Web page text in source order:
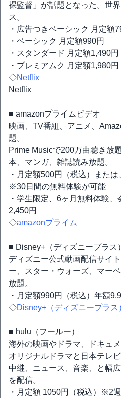
裸監督」が話題となった。世
ス。
・広告つきベーシック 月定額
・ベーシック 月定額990円
・スタンダード 月定額1,490円
・プレミアムク 月定額1,980円
◇Netflix
Netflix
■ amazonプライムビデオ
映画、TV番組、アニメ、
題。
Prime Musicで200万曲聴き放
本、マンガ、雑誌読み放題。
・月定額500円（税込）また
※30日間の無料体験が可能
・学生限定、6ヶ月無料体験
2,450円
◇amazonプライム
■ Disney+（ディズニープラス）
ディズニー公式動画配信サイ
ー、スター・ウォーズ、マー
放題。
・月定額990円（税込）年額
◇Disney+（ディズニープラス
■ hulu（フールー）
海外の映画やドラマ、ドキュ
オリジナルドラマと日本テレ
中継、ニュース、音楽、と幅
を配信。
・月定額 1050円（税込）※2